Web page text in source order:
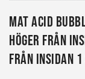
Mat Acid
Höger från
från insidan 1